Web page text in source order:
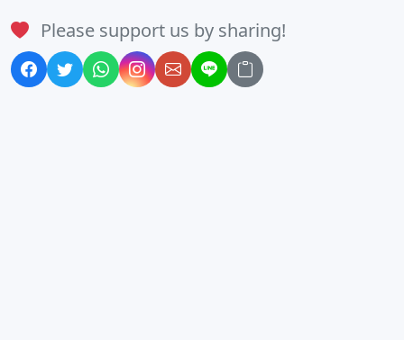
Please support us by sharing!